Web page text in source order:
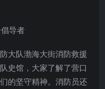
导者
大队渤海大街消防救援
史馆，大家了解了营口
的坚守精神。消防员还